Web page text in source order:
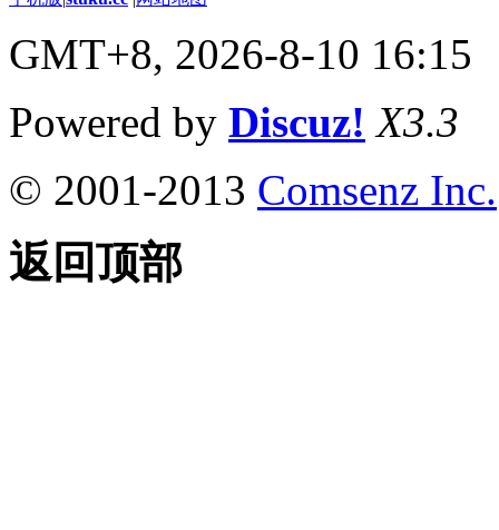
GMT+8, 2026-8-10 16:15
Powered by Discuz! X3.3
© 2001-2013 Comsenz Inc.
返回顶部